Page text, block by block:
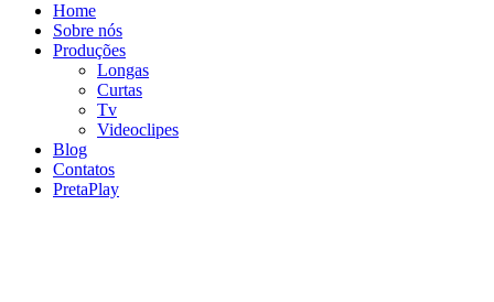
Home
Sobre nós
Produções
Longas
Curtas
Tv
Videoclipes
Blog
Contatos
PretaPlay